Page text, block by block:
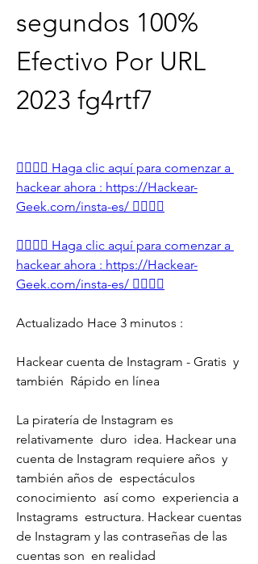
segundos 100%
Efectivo Por URL
2023 fg4rtf7
👉🏻👉🏻 Haga clic aquí para comenzar a
hackear ahora : https://Hackear-
Geek.com/insta-es/ 👈🏻👈🏻
👉🏻👉🏻 Haga clic aquí para comenzar a
hackear ahora : https://Hackear-
Geek.com/insta-es/ 👈🏻👈🏻
Actualizado Hace 3 minutos :
Hackear cuenta de Instagram - Gratis  y
también  Rápido en línea
La piratería de Instagram es
relativamente  duro  idea. Hackear una
cuenta de Instagram requiere años  y
también años de  espectáculos
conocimiento  así como  experiencia a
Instagrams  estructura. Hackear cuentas
de Instagram y las contraseñas de las
cuentas son  en realidad